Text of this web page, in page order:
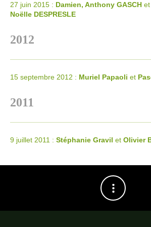
27 juin 2015 : Damien, Anthony GASCH et
Noëlle DESPRESLE
2012
15 septembre 2012 : Muriel Papaoli et
2011
9 juillet 2011 : Stéphanie Gravil et Olivier